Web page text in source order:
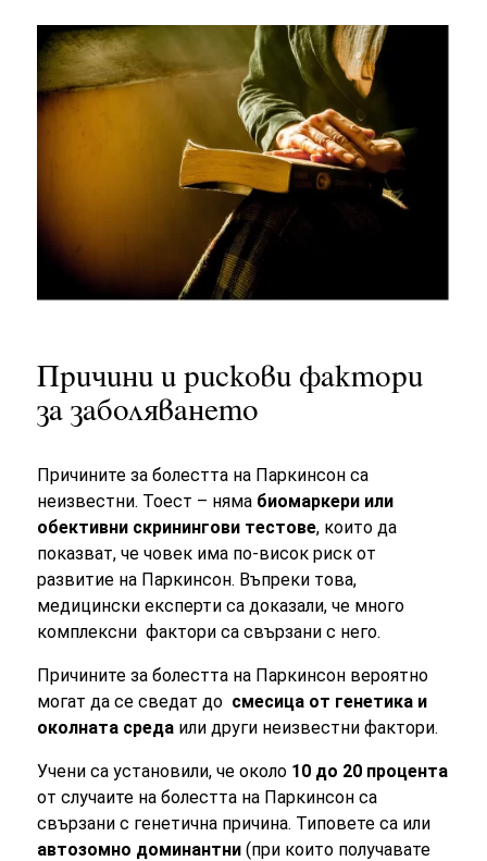
Причини и рискови фактори
за заболяването
Причините за болестта на Паркинсон са
неизвестни. Тоест – няма биомаркери или
обективни скринингови тестове, които да
показват, че човек има по-висок риск от
развитие на Паркинсон. Въпреки това,
медицински експерти са доказали, че много
комплексни фактори са свързани с него.
Причините за болестта на Паркинсон вероятно
могат да се сведат до смесица от генетика и
околната среда или други неизвестни фактори.
Учени са установили, че около 10 до 20 процента
от случаите на болестта на Паркинсон са
свързани с генетична причина. Типовете са или
автозомно доминантни (при които получавате